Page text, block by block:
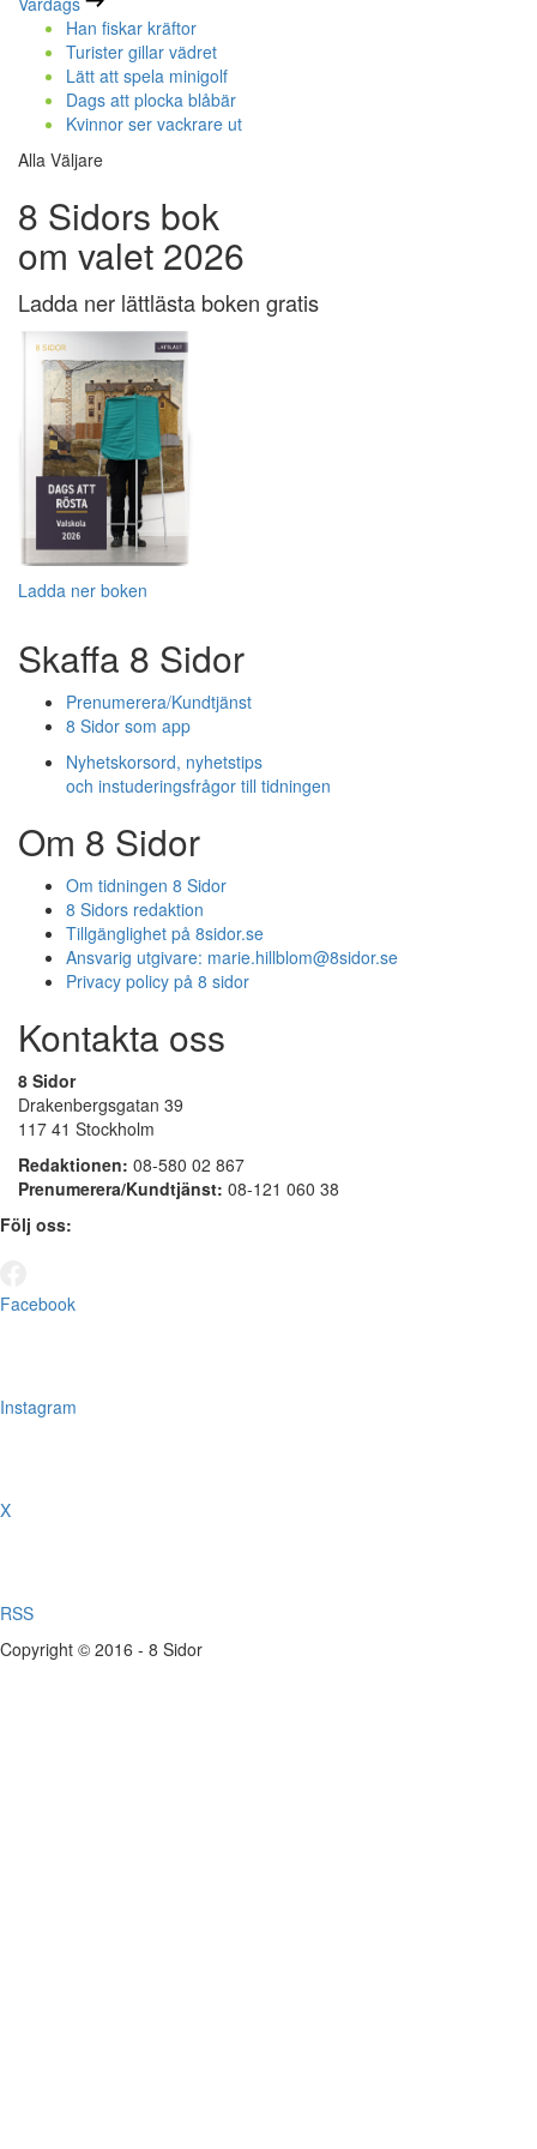
Han fiskar kräftor
Turister gillar vädret
Lätt att spela minigolf
Dags att plocka blåbär
Kvinnor ser vackrare ut
Alla Väljare
8 Sidors bok
om valet 2026
Ladda ner lättlästa boken gratis
Ladda ner boken
Skaffa 8 Sidor
Prenumerera/Kundtjänst
8 Sidor som app
Nyhetskorsord, nyhetstips
och instuderingsfrågor till tidningen
Om 8 Sidor
Om tidningen 8 Sidor
8 Sidors redaktion
Tillgänglighet på 8sidor.se
Ansvarig utgivare: marie.hillblom@8sidor.se
Privacy policy på 8 sidor
Kontakta oss
8 Sidor
Drakenbergsgatan 39
117 41 Stockholm
Redaktionen: 08-580 02 867
Prenumerera/Kundtjänst: 08-121 060 38
Följ oss:
Facebook
Instagram
X
RSS
Copyright © 2016 - 8 Sidor